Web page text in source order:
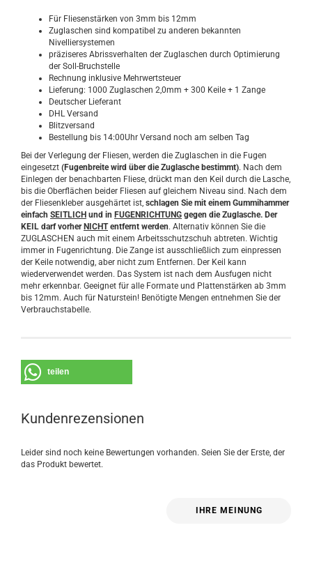
Für Fliesenstärken von 3mm bis 12mm
Zuglaschen sind kompatibel zu anderen bekannten
Nivelliersystemen
präziseres Abrissverhalten der Zuglaschen durch Optimierung
der Soll-Bruchstelle
Rechnung inklusive Mehrwertsteuer
Lieferung: 1000 Zuglaschen 2,0mm + 300 Keile + 1 Zange
Deutscher Lieferant
DHL Versand
Blitzversand
Bestellung bis 14:00Uhr Versand noch am selben Tag
Bei der Verlegung der Fliesen, werden die Zuglaschen in die Fugen
eingesetzt (Fugenbreite wird über die Zuglasche bestimmt). Nach dem
Einlegen der benachbarten Fliese, drückt man den Keil durch die Lasche,
bis die Oberflächen beider Fliesen auf gleichem Niveau sind. Nach dem
der Fliesenkleber ausgehärtet ist, schlagen Sie mit einem Gummihammer
einfach SEITLICH und in FUGENRICHTUNG gegen die Zuglasche. Der
KEIL darf vorher NICHTentfernt werden. Alternativ können Sie die
ZUGLASCHEN auch mit einem Arbeitsschutzschuh abtreten. Wichtig
immer in Fugenrichtung. Die Zange ist ausschließlich zum einpressen
der Keile notwendig, aber nicht zum Entfernen. Der Keil kann
wiederverwendet werden. Das System ist nach dem Ausfugen nicht
mehr erkennbar. Geeignet für alle Formate und Plattenstärken ab 3mm
bis 12mm. Auch für Naturstein! Benötigte Mengen entnehmen Sie der
Verbrauchstabelle.
teilen
Kundenrezensionen
Leider sind noch keine Bewertungen vorhanden. Seien Sie der Erste, der
das Produkt bewertet.
IHRE MEINUNG